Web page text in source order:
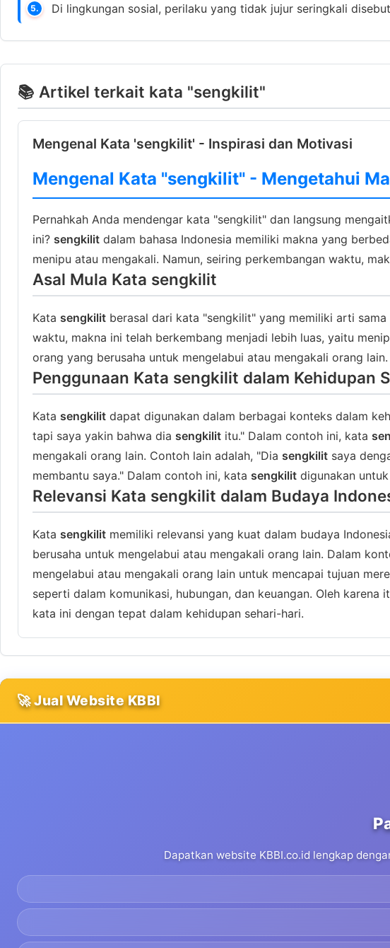
5. Di lingkungan sosial, perilaku yang tidak jujur seringkali
📚 Artikel terkait kata "sengkilit"
Mengenal Kata 'sengkilit' - Inspirasi dan Motivasi
Mengenal Kata "sengkilit" - Mengetahui
Pernahkah Anda mendengar kata "sengkilit" dan langsung
ini? sengkilit dalam bahasa Indonesia memiliki makna yang
menipu atau mengakali. Namun, seiring perkembangan waktu,
Asal Mula Kata sengkilit
Kata sengkilit berasal dari kata "sengkilit" yang memiliki arti
waktu, makna ini telah berkembang menjadi lebih luas, yaitu
orang yang berusaha untuk mengelabui atau mengakali orang lain.
Penggunaan Kata sengkilit dalam Kehidupan
Kata sengkilit dapat digunakan dalam berbagai konteks dalam
tapi saya yakin bahwa dia sengkilit itu." Dalam contoh ini, kata
mengakali orang lain. Contoh lain adalah, "Dia sengkilit saya
membantu saya." Dalam contoh ini, kata sengkilit digunakan
Relevansi Kata sengkilit dalam Budaya
Kata sengkilit memiliki relevansi yang kuat dalam budaya
berusaha untuk mengelabui atau mengakali orang lain. Dalam
mengelabui atau mengakali orang lain untuk mencapai tujuan
seperti dalam komunikasi, hubungan, dan keuangan. Oleh
kata ini dengan tepat dalam kehidupan sehari-hari.
🚀 Jual Website KBBI
Dapatkan website KBBI.co.id lengkap